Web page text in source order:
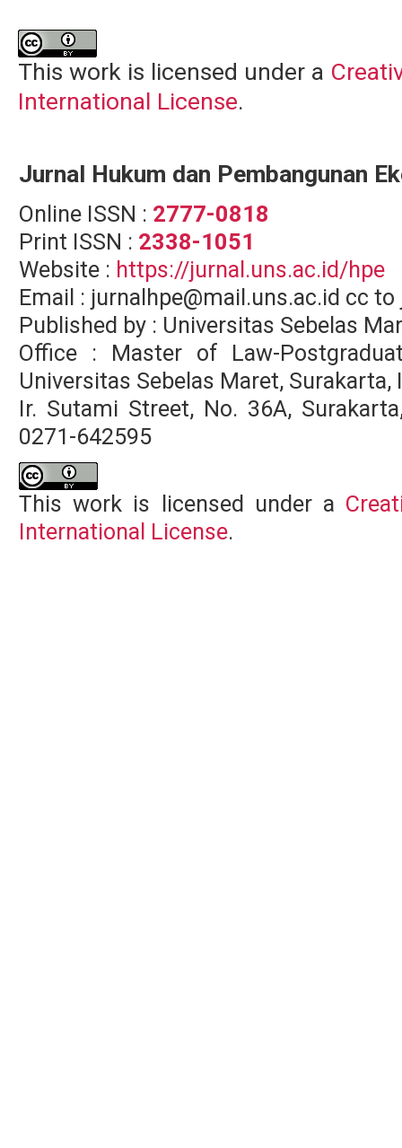
This work is licensed under a
International License.
Jurnal Hukum dan Pembangunan
Online ISSN : 2777-0818
Print ISSN : 2338-1051
Website : https://jurnal.uns.ac.id/hpe
Email : jurnalhpe@mail.uns.ac.id cc
Published by : Universitas Sebelas
Office : Master of Law-
Universitas Sebelas Maret, Surakarta,
Ir. Sutami Street, No. 36A,
0271-642595
This work is licensed under a
International License.